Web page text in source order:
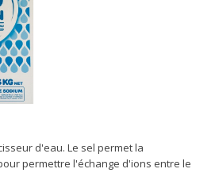
d'eau. Le sel permet la
permettre l'échange d'ions entre le